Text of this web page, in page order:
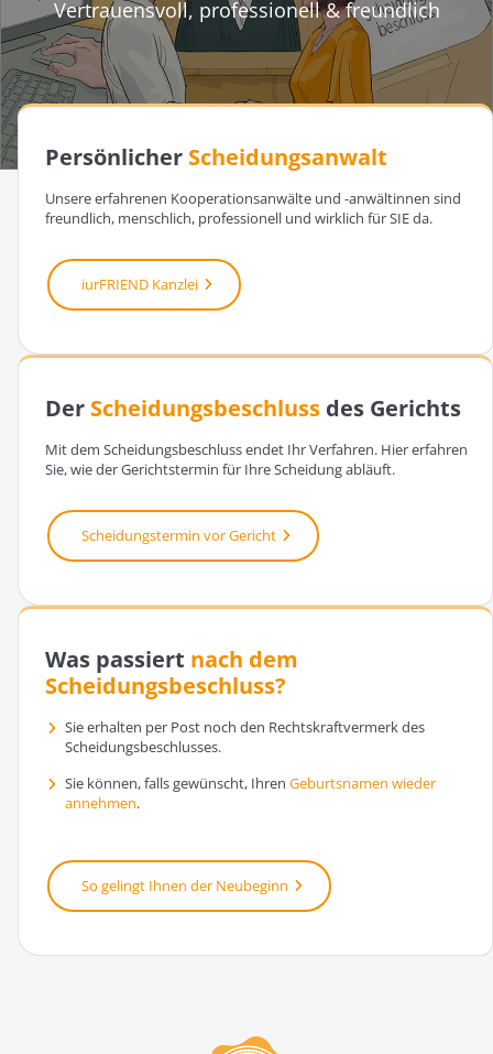
Vertrauensvoll, professionell & freundlich
Persönlicher Scheidungsanwalt
Unsere erfahrenen Kooperationsanwälte und -anwältinnen sind
freundlich, menschlich, professionell und wirklich für SIE da.
iurFRIEND Kanzlei
Der Scheidungsbeschluss des Gerichts
Mit dem Scheidungsbeschluss endet Ihr Verfahren. Hier erfahren
Sie, wie der Gerichtstermin für Ihre Scheidung abläuft.
Scheidungstermin vor Gericht
Was passiert nach dem
Scheidungsbeschluss?
Sie erhalten per Post noch den Rechtskraftvermerk des
Scheidungsbeschlusses.
Sie können, falls gewünscht, Ihren Geburtsnamen wieder
annehmen.
So gelingt Ihnen der Neubeginn